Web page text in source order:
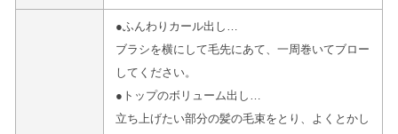
●ふんわりカール出し…
ブラシを横にして毛先にあて、一周巻いてブロー
してください。
●トップのボリューム出し…
立ち上げたい部分の髪の毛束をとり、よくとかし